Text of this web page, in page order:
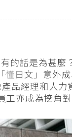
的話是為甚麼
日文」意外
品經理和人力
亦成為挖角對